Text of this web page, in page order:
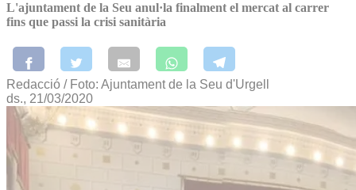
L'ajuntament de la Seu anul·la finalment el mercat al carrer
fins que passi la crisi sanitària
Redacció / Foto: Ajuntament de la Seu d'Urgell
ds., 21/03/2020